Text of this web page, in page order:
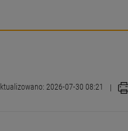
2026-07-30 08:21 |